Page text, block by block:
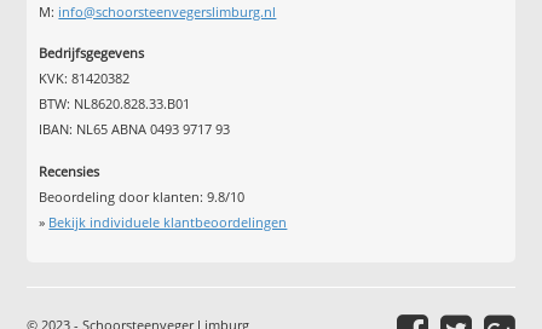
M: info@schoorsteenvegerslimburg.nl
Bedrijfsgegevens
KVK: 81420382
BTW: NL8620.828.33.B01
IBAN: NL65 ABNA 0493 9717 93
Recensies
Beoordeling door klanten:9.8/10
» Bekijk individuele klantbeoordelingen
© 2023 - Schoorsteenveger Limburg